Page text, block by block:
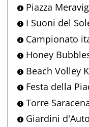
Piazza
I Suoni del
Campionato
Honey
Beach Volley
Festa della
Torre
Giardini